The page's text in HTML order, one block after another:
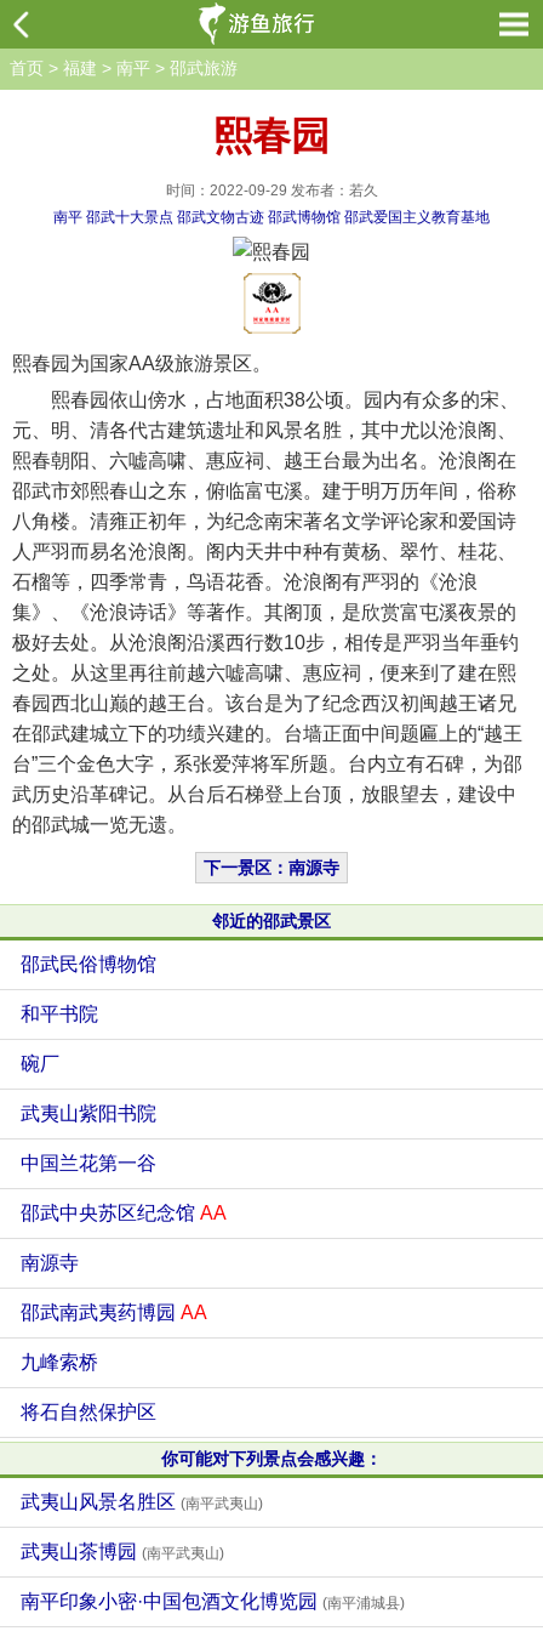
首页 > 福建 > 南平 > 邵武旅游
熙春园
时间：2022-09-29 发布者：若久
南平 邵武十大景点 邵武文物古迹 邵武博物馆 邵武爱国主义教育基地
熙春园为国家AA级旅游景区。
熙春园依山傍水，占地面积38公顷。园内有众多的宋、
元、明、清各代古建筑遗址和风景名胜，其中尤以沧浪阁、
熙春朝阳、六嘘高啸、惠应祠、越王台最为出名。沧浪阁在
邵武市郊熙春山之东，俯临富屯溪。建于明万历年间，俗称
八角楼。清雍正初年，为纪念南宋著名文学评论家和爱国诗
人严羽而易名沧浪阁。阁内天井中种有黄杨、翠竹、桂花、
石榴等，四季常青，鸟语花香。沧浪阁有严羽的《沧浪
集》、《沧浪诗话》等著作。其阁顶，是欣赏富屯溪夜景的
极好去处。从沧浪阁沿溪西行数10步，相传是严羽当年垂钓
之处。从这里再往前越六嘘高啸、惠应祠，便来到了建在熙
春园西北山巅的越王台。该台是为了纪念西汉初闽越王诸兄
在邵武建城立下的功绩兴建的。台墙正面中间题匾上的“越王
台”三个金色大字，系张爱萍将军所题。台内立有石碑，为邵
武历史沿革碑记。从台后石梯登上台顶，放眼望去，建设中
的邵武城一览无遗。
下一景区：南源寺
邻近的邵武景区
邵武民俗博物馆
和平书院
碗厂
武夷山紫阳书院
中国兰花第一谷
邵武中央苏区纪念馆 AA
南源寺
邵武南武夷药博园 AA
九峰索桥
将石自然保护区
你可能对下列景点会感兴趣：
武夷山风景名胜区 (南平武夷山)
武夷山茶博园 (南平武夷山)
南平印象小密·中国包酒文化博览园 (南平浦城县)